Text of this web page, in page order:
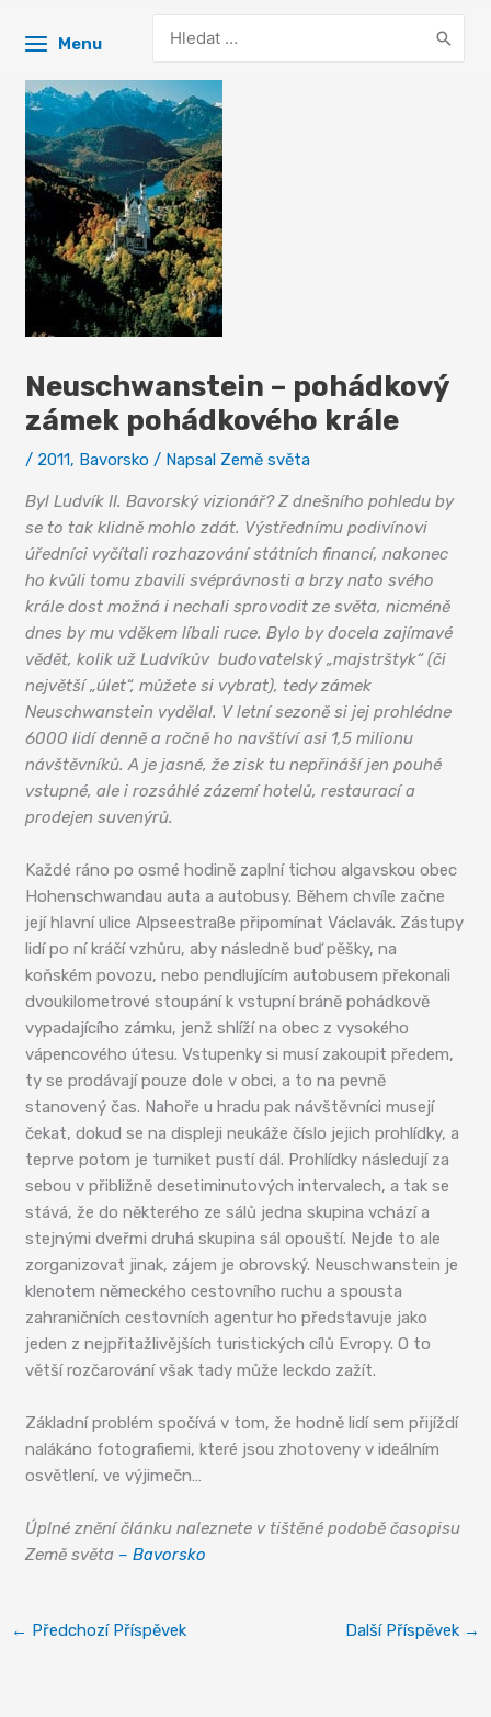
Menu
for:
Neuschwanstein – pohádkový
zámek pohádkového krále
/ 2011, Bavorsko / Napsal Země světa
Byl Ludvík II. Bavorský vizionář? Z dnešního pohledu by
se to tak klidně mohlo zdát. Výstřednímu podivínovi
úředníci vyčítali rozhazování státních financí, nakonec
ho kvůli tomu zbavili svéprávnosti a brzy nato svého
krále dost možná i nechali sprovodit ze světa, nicméně
dnes by mu vděkem líbali ruce. Bylo by docela zajímavé
vědět, kolik už Ludvíkův budovatelský „majstrštyk“ (či
největší „úlet“, můžete si vybrat), tedy zámek
Neuschwanstein vydělal. V letní sezoně si jej prohlédne
6000 lidí denně a ročně ho navštíví asi 1,5 milionu
návštěvníků. A je jasné, že zisk tu nepřináší jen pouhé
vstupné, ale i rozsáhlé zázemí hotelů, restaurací a
prodejen suvenýrů.
Každé ráno po osmé hodině zaplní tichou algavskou obec
Hohenschwandau auta a autobusy. Během chvíle začne
její hlavní ulice Alpseestraße připomínat Václavák. Zástupy
lidí po ní kráčí vzhůru, aby následně buď pěšky, na
koňském povozu, nebo pendlujícím autobusem překonali
dvoukilometrové stoupání k vstupní bráně pohádkově
vypadajícího zámku, jenž shlíží na obec z vysokého
vápencového útesu. Vstupenky si musí zakoupit předem,
ty se prodávají pouze dole v obci, a to na pevně
stanovený čas. Nahoře u hradu pak návštěvníci musejí
čekat, dokud se na displeji neukáže číslo jejich prohlídky, a
teprve potom je turniket pustí dál. Prohlídky následují za
sebou v přibližně desetiminutových intervalech, a tak se
stává, že do některého ze sálů jedna skupina vchází a
stejnými dveřmi druhá skupina sál opouští. Nejde to ale
zorganizovat jinak, zájem je obrovský. Neuschwanstein je
klenotem německého cestovního ruchu a spousta
zahraničních cestovních agentur ho představuje jako
jeden z nejpřitažlivějších turistických cílů Evropy. O to
větší rozčarování však tady může leckdo zažít.
Základní problém spočívá v tom, že hodně lidí sem přijíždí
nalákáno fotografiemi, které jsou zhotoveny v ideálním
osvětlení, ve výjimečn…
Úplné znění článku naleznete v tištěné podobě časopisu
Země světa – Bavorsko
← Předchozí Příspěvek Další Příspěvek →